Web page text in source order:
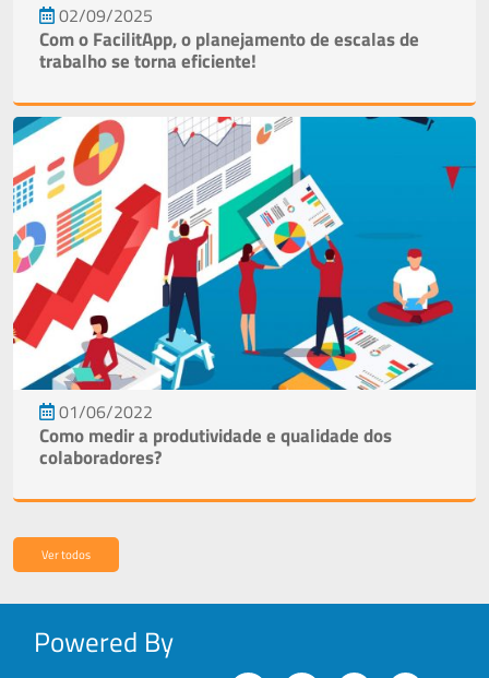
02/09/2025
Com o FacilitApp, o planejamento de escalas de
trabalho se torna eficiente!
01/06/2022
Como medir a produtividade e qualidade dos
colaboradores?
Ver todos
Powered By